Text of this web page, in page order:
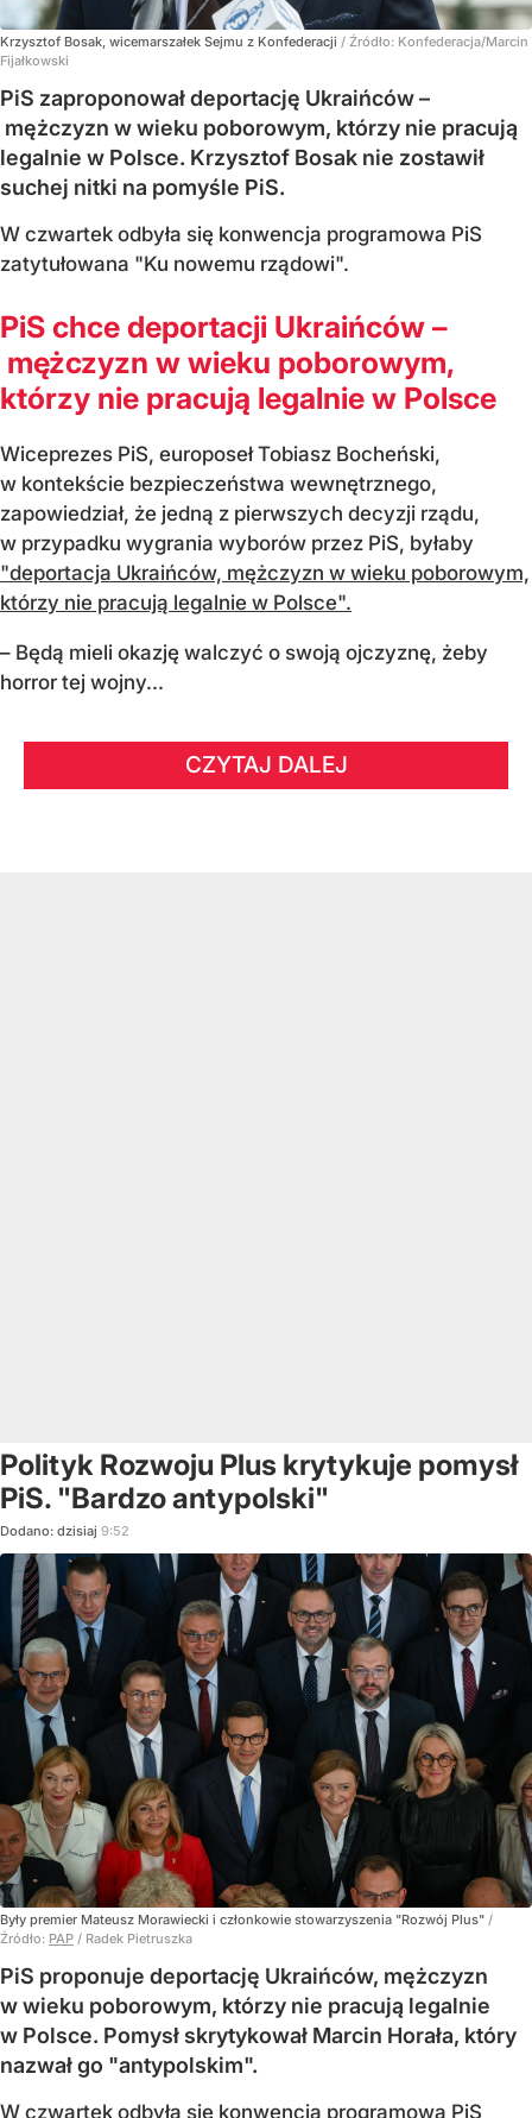
Krzysztof Bosak, wicemarszałek Sejmu z Konfederacji / Źródło: Konfederacja/Marcin
Fijałkowski
PiS zaproponował deportację Ukraińców –
mężczyzn w wieku poborowym, którzy nie pracują
legalnie w Polsce. Krzysztof Bosak nie zostawił
suchej nitki na pomyśle PiS.
W czwartek odbyła się konwencja programowa PiS
zatytułowana "Ku nowemu rządowi".
PiS chce deportacji Ukraińców –
mężczyzn w wieku poborowym,
którzy nie pracują legalnie w Polsce
Wiceprezes PiS, europoseł Tobiasz Bocheński,
w kontekście bezpieczeństwa wewnętrznego,
zapowiedział, że jedną z pierwszych decyzji rządu,
w przypadku wygrania wyborów przez PiS, byłaby
"deportacja Ukraińców, mężczyzn w wieku poborowym,
którzy nie pracują legalnie w Polsce".
– Będą mieli okazję walczyć o swoją ojczyznę, żeby
horror tej wojny...
CZYTAJ DALEJ
Polityk Rozwoju Plus krytykuje pomysł
PiS. "Bardzo antypolski"
Dodano: dzisiaj 9:52
Były premier Mateusz Morawiecki i członkowie stowarzyszenia "Rozwój Plus" /
Źródło: PAP / Radek Pietruszka
PiS proponuje deportację Ukraińców, mężczyzn
w wieku poborowym, którzy nie pracują legalnie
w Polsce. Pomysł skrytykował Marcin Horała, który
nazwał go "antypolskim".
W czwartek odbyła się konwencja programowa PiS